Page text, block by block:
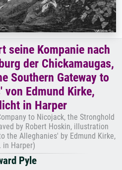
seine Kompanie nach
der Chickamaugas,
Southern Gateway to
von Edmund Kirke,
in Harper
to Nicojack, the Stronghold
by Robert Hoskin, illustration
the Alleghanies' by Edmund Kirke,
in Harper)
Pyle